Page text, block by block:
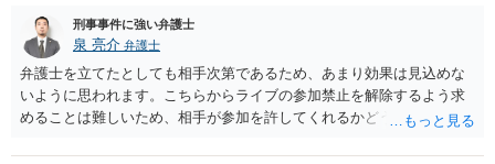
刑事事件に強い弁護士
泉 亮介 弁護士
弁護士を立てたとしても相手次第であるため、あまり効果は見込めな
いように思われます。こちらからライブの参加禁止を解除するよう求
めることは難しいため、相手が参加を許してくれるかどうかになって